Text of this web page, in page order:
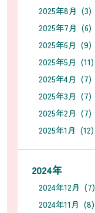
2025年8月 (3)
2025年7月 (6)
2025年6月 (9)
2025年5月 (11)
2025年4月 (7)
2025年3月 (7)
2025年2月 (7)
2025年1月 (12)
2024年
2024年12月 (7)
2024年11月 (8)